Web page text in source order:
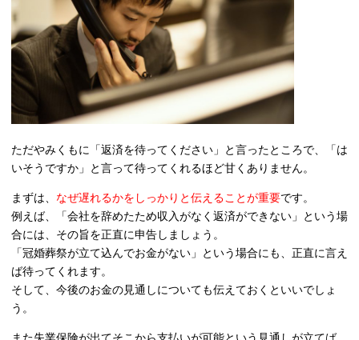
ただやみくもに「返済を待ってください」と言ったところで、「は
いそうですか」と言って待ってくれるほど甘くありません。
まずは、 なぜ遅れるかをしっかりと伝えることが重要です。
例えば、「会社を辞めたため収入がなく返済ができない」という場
合には、その旨を正直に申告しましょう。
「冠婚葬祭が立て込んでお金がない」という場合にも、正直に言え
ば待ってくれます。
そして、今後のお金の見通しについても伝えておくといいでしょ
う。
また失業保険が出てそこから支払いが可能という見通しが立てば、